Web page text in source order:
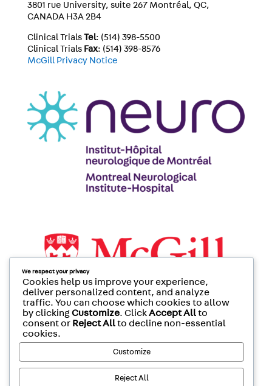
3801 rue University, suite 267 Montréal, QC,
CANADA H3A 2B4
Clinical Trials Tel: (514) 398-5500
Clinical Trials Fax: (514) 398-8576
McGill Privacy Notice
We respect your privacy
Cookies help us improve your experience,
deliver personalized content, and analyze
traffic. You can choose which cookies to allow
by clickingCustomize. ClickAccept Allto
consent or Reject Allto decline non-essential
cookies.
Customize
Reject All